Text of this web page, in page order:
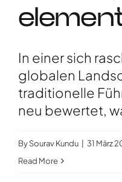
In einer sich
globalen
traditionelle
neu bewertet,
BySourav Kundu | 31 März
Read More